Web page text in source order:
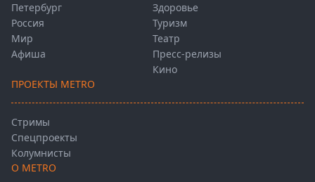
Петербург
Россия
Мир
Афиша
Здоровье
Туризм
Театр
Пресс-релизы
Кино
ПРОЕКТЫ METRO
Стримы
Спецпроекты
Колумнисты
О METRO